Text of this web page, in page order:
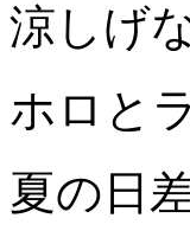
涼しげ
ホロと
夏の日